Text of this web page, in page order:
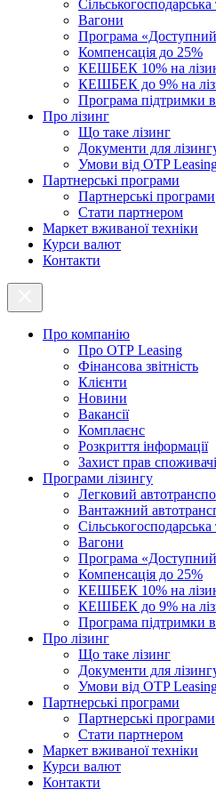
Cільськогосподарська
Вагони
Програма
Компенсація до 25%
КЕШБЕК 10% на
КЕШБЕК до 9% на
Програма підтримки
Про лізинг
Що таке лізинг
Документи для
Умови від OTP
Партнерські програми
Партнерські програми
Стати партнером
Маркет вживаної техніки
Курси валют
Контакти
Про компанію
Про ОТР Leasing
Фінансова звітність
Клієнти
Новини
Вакансії
Комплаєнс
Розкриття інформації
Захист прав
Програми лізингу
Легковий
Вантажний
Cільськогосподарська
Вагони
Програма
Компенсація до 25%
КЕШБЕК 10% на
КЕШБЕК до 9% на
Програма підтримки
Про лізинг
Що таке лізинг
Документи для
Умови від OTP
Партнерські програми
Партнерські програми
Стати партнером
Маркет вживаної техніки
Курси валют
Контакти